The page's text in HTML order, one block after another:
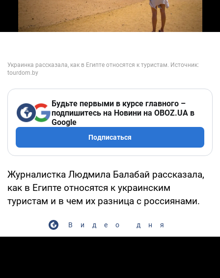
Будьте первыми в курсе главного –
подпишитесь на Новини на OBOZ.UA в
Google
Подписаться
Журналистка Людмила Балабай рассказала,
как в Египте относятся к украинским
туристам и в чем их разница с россиянами.
Видео дня